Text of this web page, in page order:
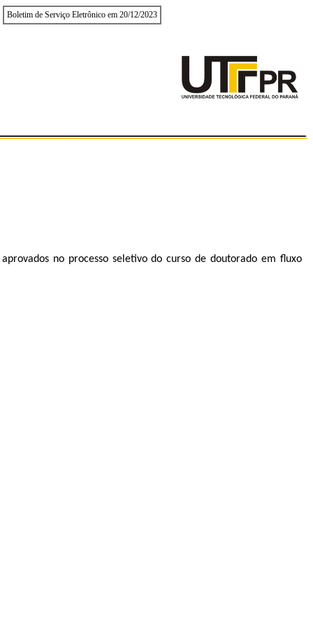
Boletim de Serviço Eletrônico em 20/12/2023
no processo seletivo do curso de doutorado em fluxo